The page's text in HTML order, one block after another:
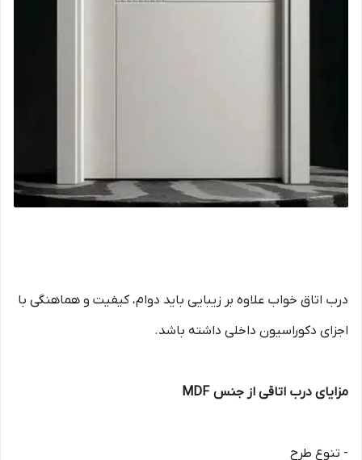
درب اتاق خواب علاوه بر زیبایی باید دوام، کیفیت و هماهنگی با
اجزای دکوراسیون داخلی داشته باشد.
مزایای درب اتاقی از جنس MDF
- تنوع طرح